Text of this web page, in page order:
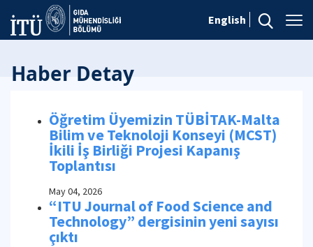
English
Haber Detay
Öğretim Üyemizin TÜBİTAK-Malta
Bilim ve Teknoloji Konseyi (MCST)
İkili İş Birliği Projesi Kapanış
Toplantısı
May 04, 2026
“ITU Journal of Food Science and
Technology” dergisinin yeni sayısı
çıktı